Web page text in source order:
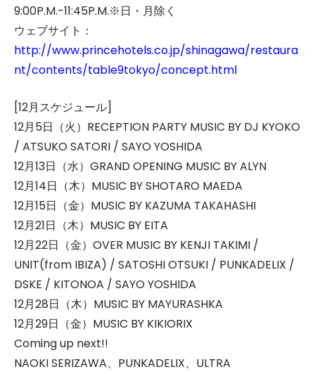
9:00P.M.-11:45P.M.※日・月除く
ウェブサイト：
http://www.princehotels.co.jp/shinagawa/restaura
nt/contents/table9tokyo/concept.html
[12月スケジュール]
12月5日（火）RECEPTION PARTY MUSIC BY DJ KYOKO
/ ATSUKO SATORI / SAYO YOSHIDA
12月13日（水）GRAND OPENING MUSIC BY ALYN
12月14日（木）MUSIC BY SHOTARO MAEDA
12月15日（金）MUSIC BY KAZUMA TAKAHASHI
12月21日（木）MUSIC BY EITA
12月22日（金）OVER MUSIC BY KENJI TAKIMI /
UNIT(from IBIZA) / SATOSHI OTSUKI / PUNKADELIX /
DSKE / KITONOA / SAYO YOSHIDA
12月28日（木）MUSIC BY MAYURASHKA
12月29日（金）MUSIC BY KIKIORIX
Coming up next!!
NAOKI SERIZAWA、PUNKADELIX、ULTRA